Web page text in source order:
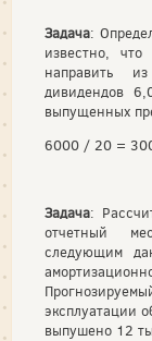
Задача:
известно,
направить
дивидендов
выпущенных
6000 / 20 =
Задача:
отчетный
следующим
эксплуатации
выпушено 12